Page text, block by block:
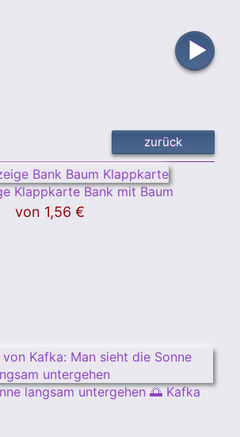
▶
Klappkarte Bank mit Baum
von 1,56 €
langsam untergehen 🌅 Kafka